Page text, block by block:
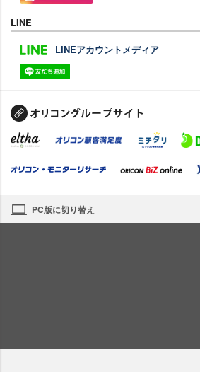
LINE
LINEアカウントメディア
PC版に切り替え